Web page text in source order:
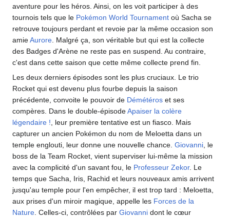
aventure pour les héros. Ainsi, on les voit participer à des
tournois tels que le Pokémon World Tournament où Sacha se
retrouve toujours perdant et revoie par la même occasion son
amieAurore. Malgré ça, son véritable but qui est la collecte
des Badges d'Arène ne reste pas en suspend. Au contraire,
c'est dans cette saison que cette même collecte prend fin.
Les deux derniers épisodes sont les plus cruciaux. Le trio
Rocket qui est devenu plus fourbe depuis la saison
précédente, convoite le pouvoir de Démétéros et ses
compères. Dans le double-épisodeApaiser la colère
légendaire !, leur première tentative est un fiasco. Mais
capturer un ancien Pokémon du nom de Meloetta dans un
temple englouti, leur donne une nouvelle chance. Giovanni, le
boss de la Team Rocket, vient superviser lui-même la mission
avec la complicité d'un savant fou, le Professeur Zekor. Le
temps que Sacha, Iris, Rachid et leurs nouveaux amis arrivent
jusqu'au temple pour l'en empêcher, il est trop tard : Meloetta,
aux prises d'un miroir magique, appelle les Forces de la
Nature. Celles-ci, contrôlées par Giovanni dont le cœur